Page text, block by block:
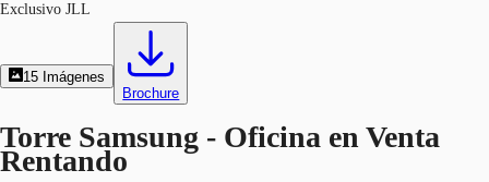
Exclusivo JLL
15 Imágenes
Brochure
Torre Samsung - Oficina en Venta
Rentando